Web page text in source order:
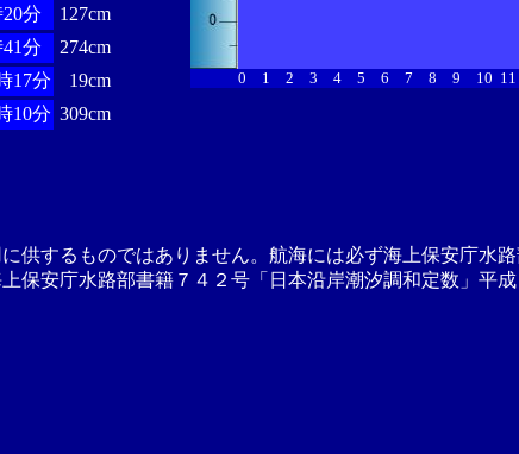
分
127cm
分
274cm
17分
19cm
10分 309cm
0 1 2 3 4 5 6 7 8 9 10 11
供するものではありません。航海には必ず海上保安庁水
保安庁水路部書籍７４２号「日本沿岸潮汐調和定数」平